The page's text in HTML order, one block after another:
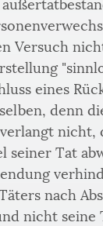
Versuch
eines
denn
nicht,
seiner Tat
nach
nicht seine